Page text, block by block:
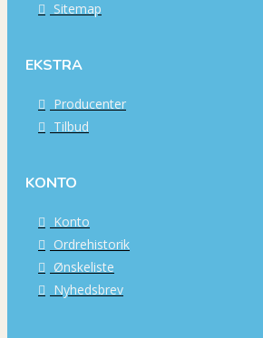
Sitemap
EKSTRA
Producenter
Tilbud
KONTO
Konto
Ordrehistorik
Ønskeliste
Nyhedsbrev